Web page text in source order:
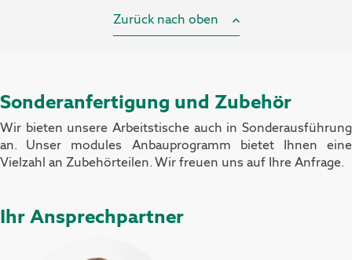
Zurück nach oben
Sonderanfertigung und Zubehör
Wir bieten unsere Arbeitstische auch in Sonderausführung
an. Unser modules Anbauprogramm bietet Ihnen eine
Vielzahl an Zubehörteilen. Wir freuen uns auf Ihre Anfrage.
Ihr Ansprechpartner